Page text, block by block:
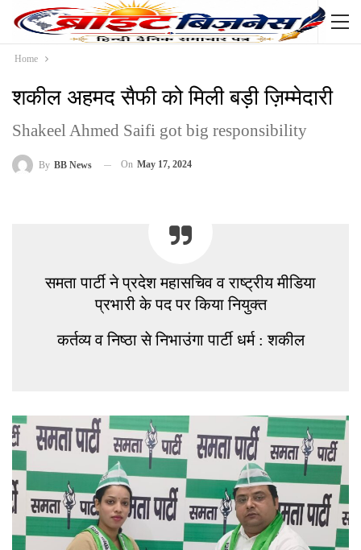
Home
शकील अहमद सैफी को मिली बड़ी ज़िम्मेदारी
Shakeel Ahmed Saifi got big responsibility
By BB News On May 17, 2024
समता पार्टी ने प्रदेश महासचिव व राष्ट्रीय मीडिया
प्रभारी के पद पर किया नियुक्त
कर्तव्य व निष्ठा से निभाउंगा पार्टी धर्म : शकील